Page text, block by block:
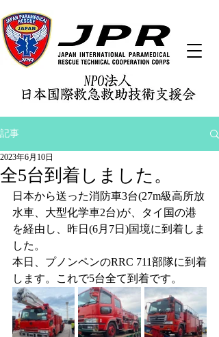
記事
全5台到着しました。
2023年6月10日
日本から送った消防車3台(27m級高所放
水車、大型化学車2台)が、タイ国の港
を経由し、昨日(6月7日)国境に到着しま
した。
本日、プノンペンのRRC 711部隊に到着
します。これで5台全て到着です。